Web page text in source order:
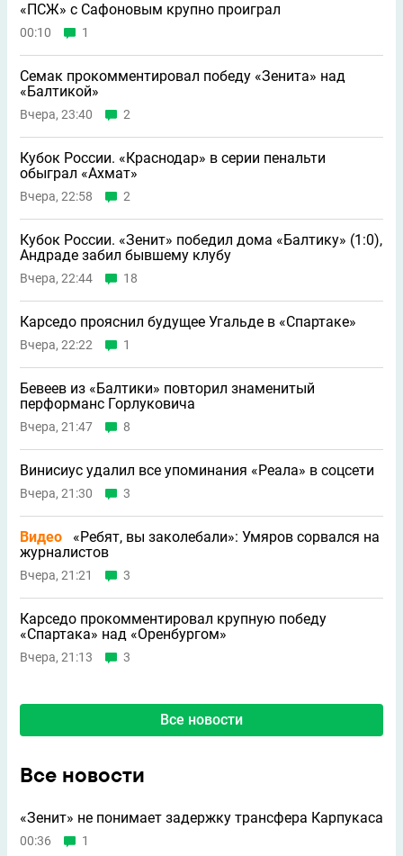
«ПСЖ» с Сафоновым крупно проиграл
00:10 1
Семак прокомментировал победу «Зенита» над
«Балтикой»
Вчера, 23:40 2
Кубок России. «Краснодар» в серии пенальти
обыграл «Ахмат»
Вчера, 22:58 2
Кубок России. «Зенит» победил дома «Балтику» (1:0),
Андраде забил бывшему клубу
Вчера, 22:44 18
Карседо прояснил будущее Угальде в «Спартаке»
Вчера, 22:22 1
Бевеев из «Балтики» повторил знаменитый
перформанс Горлуковича
Вчера, 21:47 8
Винисиус удалил все упоминания «Реала» в соцсети
Вчера, 21:30 3
Видео
«Ребят, вы заколебали»: Умяров сорвался на
журналистов
Вчера, 21:21 3
Карседо прокомментировал крупную победу
«Спартака» над «Оренбургом»
Вчера, 21:13 3
Все новости
Все новости
«Зенит» не понимает задержку трансфера Карпукаса
00:36 1